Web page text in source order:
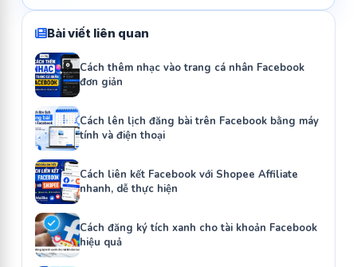
Bài viết liên quan
Cách thêm nhạc vào trang cá nhân Facebook
đơn giản
Cách lên lịch đăng bài trên Facebook bằng máy
tính và điện thoại
Cách liên kết Facebook với Shopee Affiliate
nhanh, dễ thực hiện
Cách đăng ký tích xanh cho tài khoản Facebook
hiệu quả